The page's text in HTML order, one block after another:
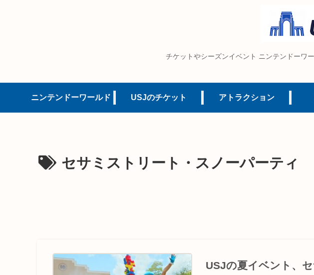
チケットやシーズンイベント ニンテンドーワ
ニンテンドーワールド USJのチケット アトラクション
セサミストリート・スノーパーティ
USJの夏イベント、